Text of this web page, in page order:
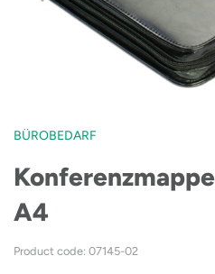
BÜROBEDARF
A4
Product code: 07145-02